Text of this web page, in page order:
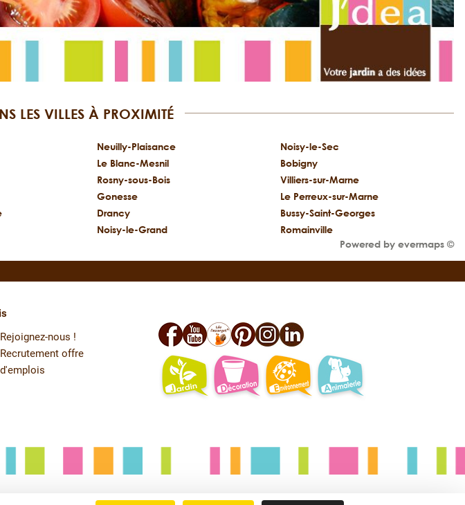
LES VILLES À PROXIMITÉ
Neuilly-Plaisance
Le Blanc-Mesnil
Rosny-sous-Bois
Gonesse
Drancy
Noisy-le-Grand
Noisy-le-Sec
Bobigny
Villiers-sur-Marne
Le Perreux-sur-Marne
Bussy-Saint-Georges
Romainville
Powered by evermaps ©
Rejoignez-nous !
Recrutement offre
d'emplois
facebookyoutube
leo pinterestinstagram
linkedin
jardin deco environnementanimalerie